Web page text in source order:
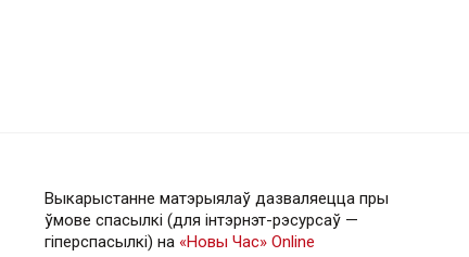
Выкарыстанне матэрыялаў дазваляецца пры
ўмове спасылкі (для інтэрнэт-рэсурсаў —
гiперспасылкi) на «Новы Час» Online